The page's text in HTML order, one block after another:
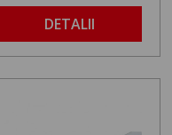
DETALII